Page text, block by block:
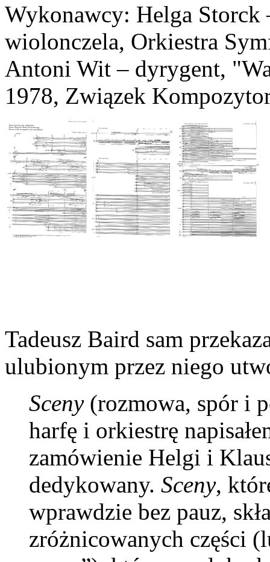
Wykonawcy: Helga Storck
wiolonczela, Orkiestra
Antoni Wit – dyrygent,
1978, Związek
Tadeusz Baird sam
ulubionym przez niego
Sceny(rozmowa, spór i
harfę i orkiestrę
zamówienie Helgi i
dedykowany. Sceny,
wprawdzie bez pauz,
zróżnicowanych części